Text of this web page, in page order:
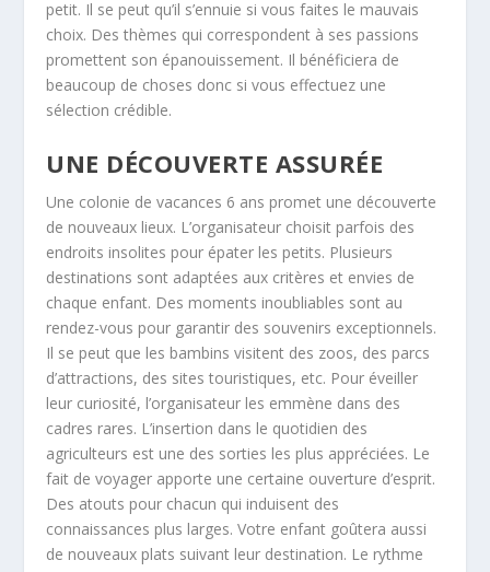
petit. Il se peut qu’il s’ennuie si vous faites le mauvais
choix. Des thèmes qui correspondent à ses passions
promettent son épanouissement. Il bénéficiera de
beaucoup de choses donc si vous effectuez une
sélection crédible.
UNE DÉCOUVERTE ASSURÉE
Une colonie de vacances 6 ans promet une découverte
de nouveaux lieux. L’organisateur choisit parfois des
endroits insolites pour épater les petits. Plusieurs
destinations sont adaptées aux critères et envies de
chaque enfant. Des moments inoubliables sont au
rendez-vous pour garantir des souvenirs exceptionnels.
Il se peut que les bambins visitent des zoos, des parcs
d’attractions, des sites touristiques, etc. Pour éveiller
leur curiosité, l’organisateur les emmène dans des
cadres rares. L’insertion dans le quotidien des
agriculteurs est une des sorties les plus appréciées. Le
fait de voyager apporte une certaine ouverture d’esprit.
Des atouts pour chacun qui induisent des
connaissances plus larges. Votre enfant goûtera aussi
de nouveaux plats suivant leur destination. Le rythme